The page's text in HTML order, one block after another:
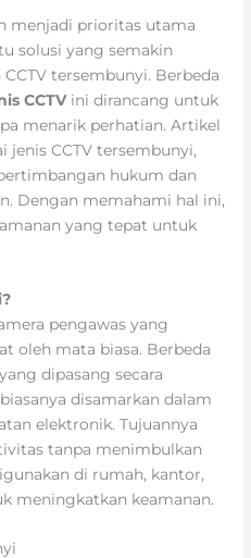
menjadi prioritas utama
solusi yang semakin
tersembunyi. Berbeda
CCTV ini dirancang untuk
menarik perhatian. Artikel
jenis CCTV tersembunyi,
hukum dan
Dengan memahami hal ini,
yang tepat untuk
pengawas yang
oleh mata biasa. Berbeda
dipasang secara
disamarkan dalam
elektronik. Tujuannya
tanpa menimbulkan
di rumah, kantor,
meningkatkan keamanan.